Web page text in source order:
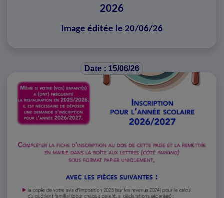
2026
Image éditée le 20/06/26
Date : 15/06/26